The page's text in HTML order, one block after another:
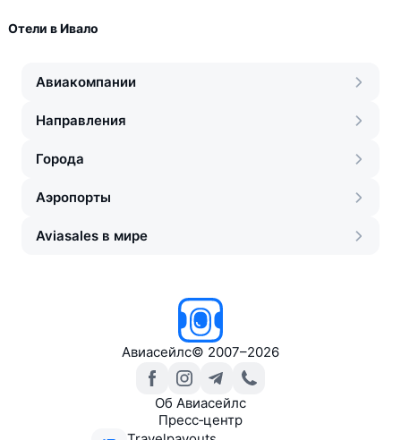
Air Europa
Wamos Air
Brussels Airlines
Отели в Ивало
Авиакомпании
Направления
Города
Аэропорты
Aviasales в мире
Авиасейлс© 2007–2026
Об Авиасейлс
Пресс‑центр